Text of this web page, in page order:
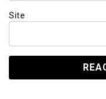
Site